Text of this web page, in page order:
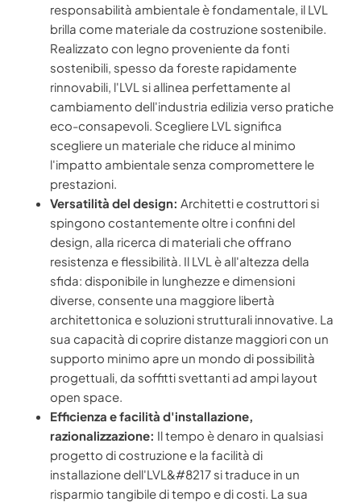
responsabilità ambientale è fondamentale, il LVL
brilla come materiale da costruzione sostenibile.
Realizzato con legno proveniente da fonti
sostenibili, spesso da foreste rapidamente
rinnovabili, l'LVL si allinea perfettamente al
cambiamento dell'industria edilizia verso pratiche
eco-consapevoli. Scegliere LVL significa
scegliere un materiale che riduce al minimo
l'impatto ambientale senza compromettere le
prestazioni.
Versatilità del design: Architetti e costruttori si
spingono costantemente oltre i confini del
design, alla ricerca di materiali che offrano
resistenza e flessibilità. Il LVL è all'altezza della
sfida: disponibile in lunghezze e dimensioni
diverse, consente una maggiore libertà
architettonica e soluzioni strutturali innovative. La
sua capacità di coprire distanze maggiori con un
supporto minimo apre un mondo di possibilità
progettuali, da soffitti svettanti ad ampi layout
open space.
Efficienza e facilità d'installazione,
razionalizzazione: Il tempo è denaro in qualsiasi
progetto di costruzione e la facilità di
installazione dell'LVL&#8217 si traduce in un
risparmio tangibile di tempo e di costi. La sua